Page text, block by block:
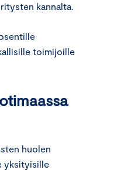
kannalta.
toimijoille
huolen
yksityisille